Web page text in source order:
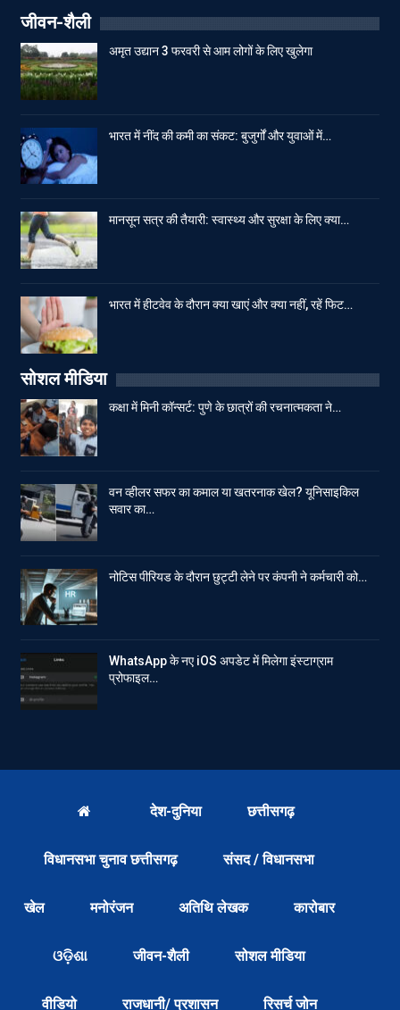
जीवन-शैली
अमृत उद्यान 3 फरवरी से आम लोगों के लिए खुलेगा
भारत में नींद की कमी का संकट: बुजुर्गों और युवाओं में…
मानसून सत्र की तैयारी: स्वास्थ्य और सुरक्षा के लिए क्या…
भारत में हीटवेव के दौरान क्या खाएं और क्या नहीं, रहें फिट…
सोशल मीडिया
कक्षा में मिनी कॉन्सर्ट: पुणे के छात्रों की रचनात्मकता ने…
वन व्हीलर सफर का कमाल या खतरनाक खेल? यूनिसाइकिल
सवार का…
नोटिस पीरियड के दौरान छुट्टी लेने पर कंपनी ने कर्मचारी को…
WhatsApp के नए iOS अपडेट में मिलेगा इंस्टाग्राम
प्रोफाइल…
देश-दुनिया छत्तीसगढ़
विधानसभा चुनाव छत्तीसगढ़ संसद / विधानसभा
खेल मनोरंजन अतिथि लेखक कारोबार
ଓଡ଼ିଶା जीवन-शैली सोशल मीडिया
वीडियो राजधानी/ प्रशासन रिसर्च जोन